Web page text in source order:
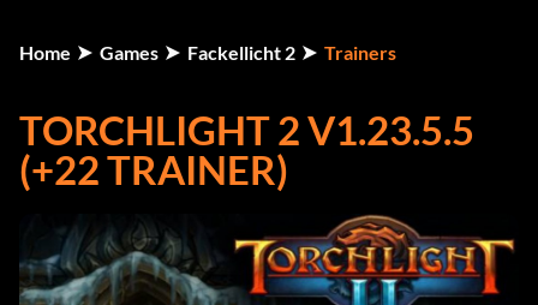
Home Games Fackellicht 2 Trainers
TORCHLIGHT 2 V1.23.5.5
(+22 TRAINER)